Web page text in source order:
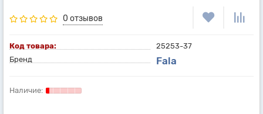
0 отзывов
Код товара:
25253-37
Бренд
Fala